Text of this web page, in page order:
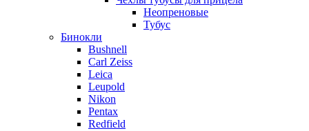
Неопреновые
Тубус
Бинокли
Bushnell
Carl Zeiss
Leica
Leupold
Nikon
Pentax
Redfield